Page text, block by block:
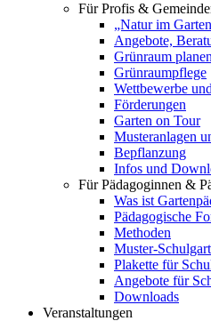
Für Profis &
„Natur im
Angebote,
Grünraum
Grünraumpflege
Wettbewerbe
Förderungen
Garten on Tour
Musteranlagen
Bepflanzung
Infos und
Für Pädagoginnen &
Was ist
Pädagogische
Methoden
Muster-
Plakette für
Angebote für
Downloads
Veranstaltungen